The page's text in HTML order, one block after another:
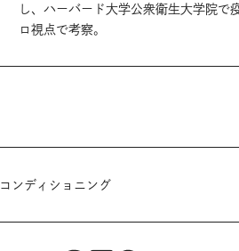
し、ハーバード大学公衆衛生大学院
ロ視点で考察。
コンディショニング